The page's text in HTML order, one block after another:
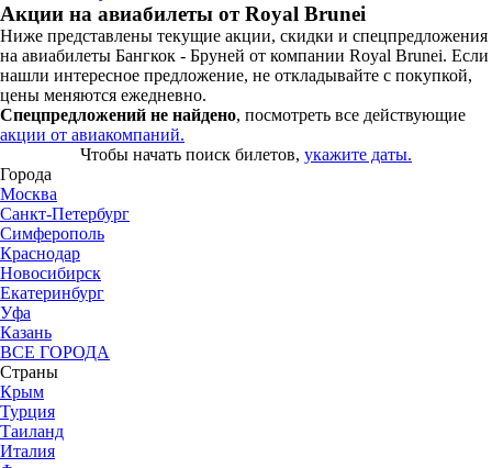
Акции на авиабилеты от Royal Brunei
Ниже представлены текущие акции, скидки и спецпредложения
на авиабилеты Бангкок - Бруней от компании Royal Brunei. Если
нашли интересное предложение, не откладывайте с покупкой,
цены меняются ежедневно.
Спецпредложений не найдено, посмотреть все действующие
акции от авиакомпаний.
Чтобы начать поиск билетов, укажите даты.
Города
Москва
Санкт-Петербург
Симферополь
Краснодар
Новосибирск
Екатеринбург
Уфа
Казань
ВСЕ ГОРОДА
Страны
Крым
Турция
Таиланд
Италия